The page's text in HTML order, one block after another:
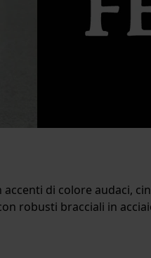
di colore audaci,
robusti bracciali in